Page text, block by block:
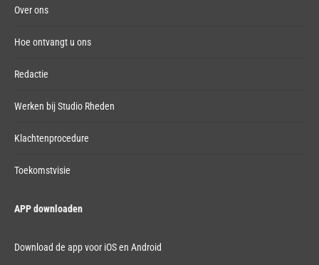
Over ons
Hoe ontvangt u ons
Redactie
Werken bij Studio Rheden
Klachtenprocedure
Toekomstvisie
APP downloaden
Download de app voor iOS en Android